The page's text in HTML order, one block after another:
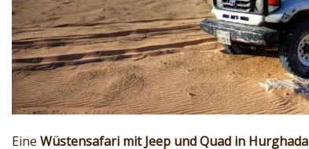
Eine Wüstensafari mit Jeep und Quad in Hurghada